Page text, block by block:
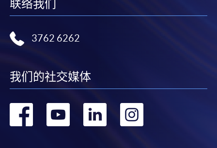
联络我们
3762 6262
我们的社交媒体
转 转 转 转